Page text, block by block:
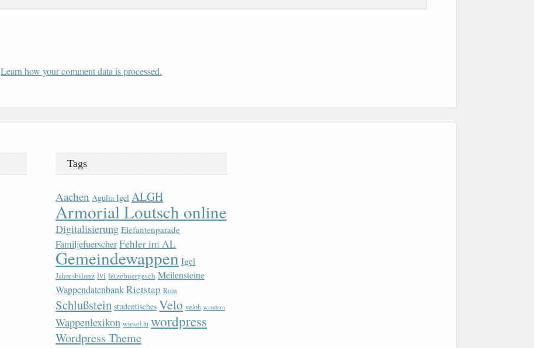
Learn how your comment data is processed.
Tags
Aachen Agulia Igel ALGH
Armorial Loutsch online
Digitalisierung Elefantenparade
FamiljefuerscherFehler im AL
Gemeindewappen Igel
Jahresbilanz lvi lëtzebuergesch Meilensteine
WappendatenbankRietstap Rom
Schlußstein studentisches Velo veloh wandern
Wappenlexikon wiesel.lu wordpress
Wordpress Theme